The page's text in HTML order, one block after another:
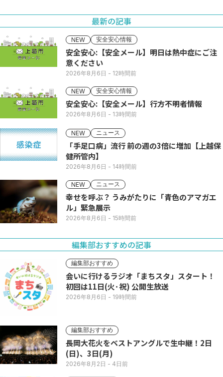
最新の記事
NEW 安全安心情報
安全安心:【安全メール】明日は熱中症にご注
意ください
2026年8月6日 - 12時間前
NEW 安全安心情報
安全安心:【安全メール】行方不明者情報
2026年8月6日 - 13時間前
NEW ニュース
「手足口病」流行 前の週の3倍に増加【上越保
健所管内】
2026年8月6日 - 14時間前
NEW ニュース
幸せを呼ぶ？ うみがたりに「青色のアマガエ
ル」緊急展示
2026年8月6日 - 15時間前
編集部おすすめの記事
編集部おすすめ
会いに行けるラジオ「まちスタ」スタート！
初回は11日(火･祝) 公開生放送
2026年8月6日 - 19時間前
編集部おすすめ
長岡大花火をベストアングルで生中継！2日
(日)、3日(月)
2026年8月2日 - 4日前